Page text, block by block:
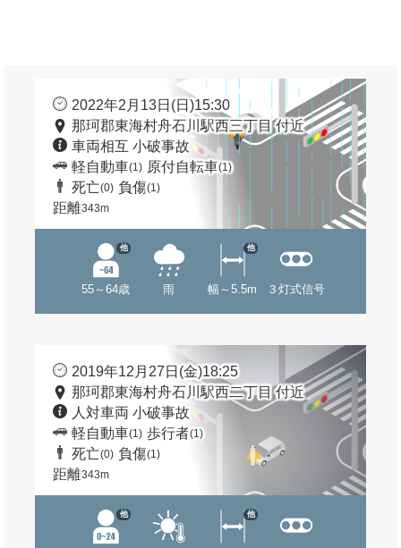
2022年2月13日(日)15:30
那珂郡東海村舟石川駅西三丁目 付近
車両相互 小破事故
軽自動車(1) 原付自転車(1)
死亡(0) 負傷(1)
距離343m
55～64歳
他
雨 幅～5.5m
他
３灯式信号
2019年12月27日(金)18:25
那珂郡東海村舟石川駅西二丁目 付近
人対車両 小破事故
軽自動車(1) 歩行者(1)
死亡(0) 負傷(1)
距離343m
他 他